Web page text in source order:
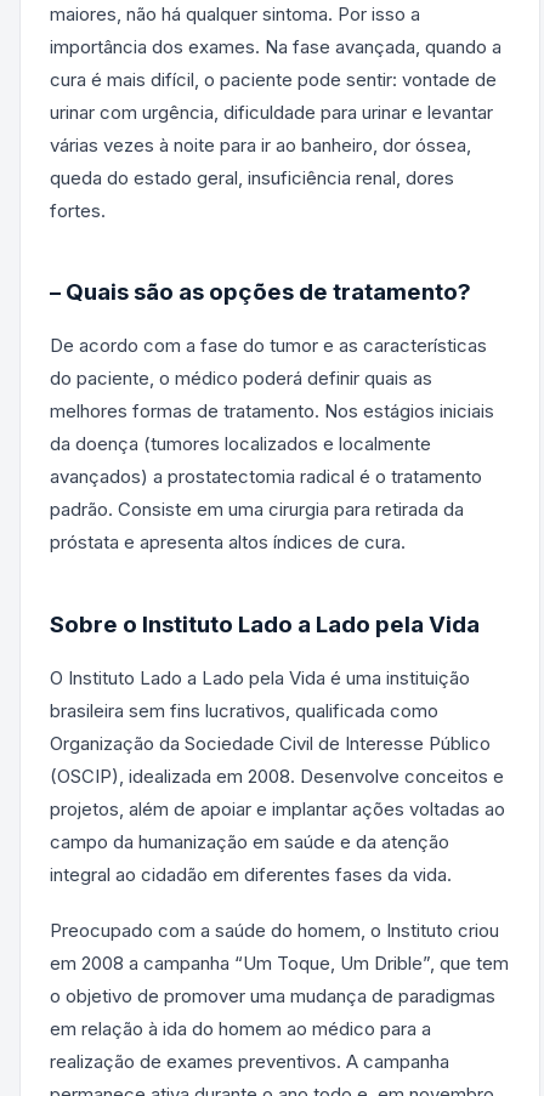
maiores, não há qualquer sintoma. Por isso a
importância dos exames. Na fase avançada, quando a
cura é mais difícil, o paciente pode sentir: vontade de
urinar com urgência, dificuldade para urinar e levantar
várias vezes à noite para ir ao banheiro, dor óssea,
queda do estado geral, insuficiência renal, dores
fortes.
– Quais são as opções de tratamento?
De acordo com a fase do tumor e as características
do paciente, o médico poderá definir quais as
melhores formas de tratamento. Nos estágios iniciais
da doença (tumores localizados e localmente
avançados) a prostatectomia radical é o tratamento
padrão. Consiste em uma cirurgia para retirada da
próstata e apresenta altos índices de cura.
Sobre o Instituto Lado a Lado pela Vida
O Instituto Lado a Lado pela Vida é uma instituição
brasileira sem fins lucrativos, qualificada como
Organização da Sociedade Civil de Interesse Público
(OSCIP), idealizada em 2008. Desenvolve conceitos e
projetos, além de apoiar e implantar ações voltadas ao
campo da humanização em saúde e da atenção
integral ao cidadão em diferentes fases da vida.
Preocupado com a saúde do homem, o Instituto criou
em 2008 a campanha “Um Toque, Um Drible”, que tem
o objetivo de promover uma mudança de paradigmas
em relação à ida do homem ao médico para a
realização de exames preventivos. A campanha